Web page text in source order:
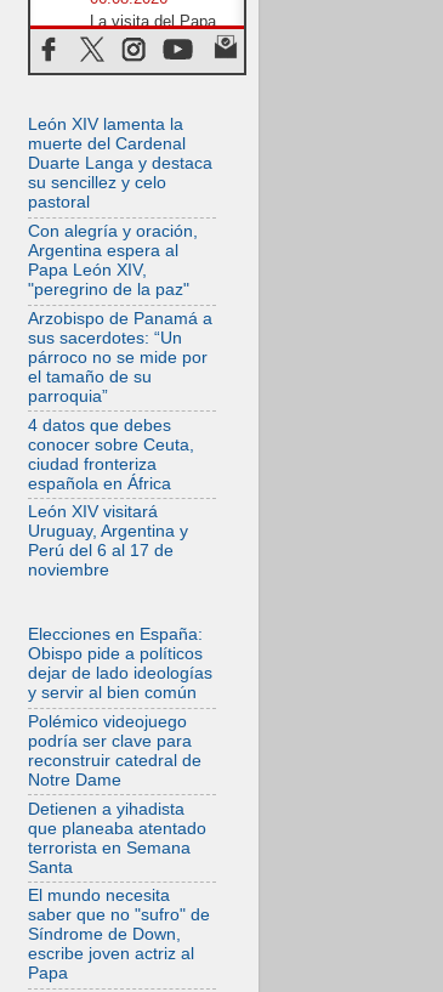
La visita del Papa
León XIV a Asís en
un minuto
de los jóvenes al
Papa: «Hoy nos
sentimos Iglesia»
06.08.2026
Líbano: Reanudan
los coloquios en
Roma en medio de
tensiones y ataques
en el sur del país
06.08.2026
Hiroshima y
Nagasaki, 81 años
después.
Comienzan "Diez
Días Oración por la
Paz"
06.08.2026
Pizzaballa en Asís:
los cristianos
quieren paz
06.08.2026
Sturla: La visita de
León XIV será una
06.08.2026
León XIV: La
revolución del
Evangelio derriba
los muros que
separan
06.08.2026
La Iglesia en Ceuta:
caridad y esperanza
frente al drama
migratorio
León XIV lamenta la
muerte del Cardenal
Duarte Langa y destaca
su sencillez y celo
pastoral
Con alegría y oración,
Argentina espera al
Papa León XIV,
"peregrino de la paz"
Arzobispo de Panamá a
sus sacerdotes: “Un
párroco no se mide por
el tamaño de su
parroquia”
4 datos que debes
conocer sobre Ceuta,
ciudad fronteriza
española en África
León XIV visitará
Uruguay, Argentina y
Perú del 6 al 17 de
noviembre
Elecciones en España:
Obispo pide a políticos
dejar de lado ideologías
y servir al bien común
Polémico videojuego
podría ser clave para
reconstruir catedral de
Notre Dame
Detienen a yihadista
que planeaba atentado
terrorista en Semana
Santa
El mundo necesita
saber que no "sufro" de
Síndrome de Down,
escribe joven actriz al
Papa